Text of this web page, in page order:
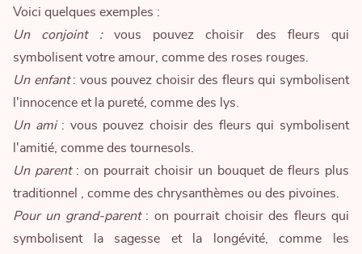
Voici quelques exemples :
Un conjoint :vous pouvez choisir des fleurs qui
symbolisent votre amour, comme des roses rouges.
Un enfant: vous pouvez choisir des fleurs qui symbolisent
l'innocence et la pureté, comme des lys.
Un ami : vous pouvez choisir des fleurs qui symbolisent
l'amitié, comme des tournesols.
Un parent: on pourrait choisir un bouquet de fleurs plus
traditionnel
, comme des chrysanthèmes ou des pivoines.
Pour un grand-parent: on pourrait choisir des fleurs qui
symbolisent la sagesse et la longévité, comme les